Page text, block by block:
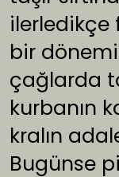
ilerledikçe
bir
çağlarda
kurbanın
kralın
Bugünse